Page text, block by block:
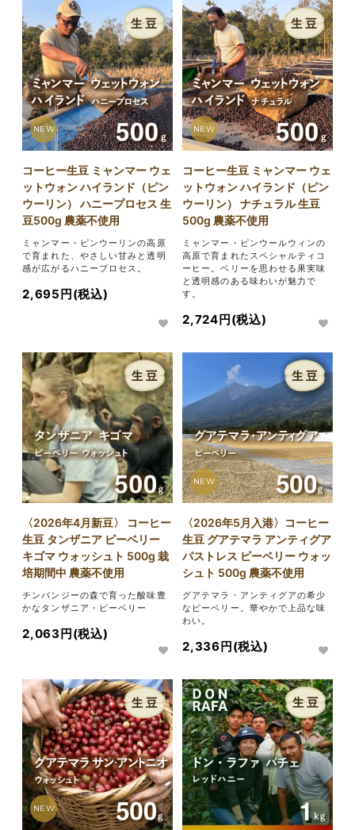
NEW
コーヒー生豆 ミャンマー ウェ
ットウォン ハイランド（ピン
ウーリン） ハニープロセス 生
豆500g 農薬不使用
ミャンマー・ピンウーリンの高原
で育まれた、やさしい甘みと透明
感が広がるハニープロセス。
2,695円(税込)
NEW
コーヒー生豆 ミャンマー ウェ
ットウォン ハイランド（ピン
ウーリン） ナチュラル 生豆
500g 農薬不使用
ミャンマー・ピンウールウィンの
高原で育まれたスペシャルティコ
ーヒー。ベリーを思わせる果実味
と透明感のある味わいが魅力で
す。
2,724円(税込)
〈2026年4月新豆〉 コーヒー
生豆 タンザニア ピーベリー
キゴマ ウォッシュト 500g 栽
培期間中 農薬不使用
チンパンジーの森で育った酸味豊
かなタンザニア・ピーベリー
2,063円(税込)
NEW
〈2026年5月入港〉コーヒー
生豆 グアテマラ アンティグア
パストレス ピーベリー ウォッ
シュト 500g 農薬不使用
グアテマラ・アンティグアの希少
なピーベリー。華やかで上品な味
わい。
2,336円(税込)
NEW